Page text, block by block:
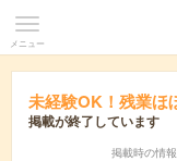
メニュー
未経験OK！残業
掲載が終了しています
掲載時の情報